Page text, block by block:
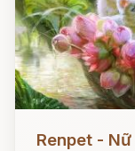
Renpet -